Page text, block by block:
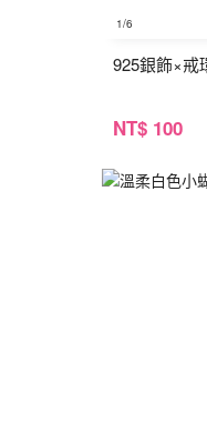
1/6
925銀飾×戒
NT$ 100